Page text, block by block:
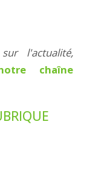
l'actualité,
chaîne